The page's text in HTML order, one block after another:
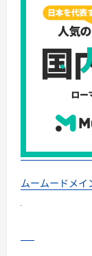
ムームードメイ